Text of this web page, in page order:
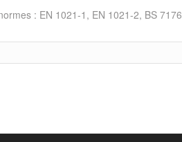
: EN 1021-1, EN 1021-2, BS 7176